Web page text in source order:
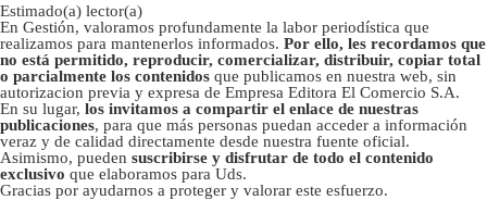
Estimado(a) lector(a)
En Gestión, valoramos profundamente la labor periodística que
realizamos para mantenerlos informados. Por ello, les recordamos que
no está permitido, reproducir, comercializar, distribuir, copiar total
o parcialmente los contenidos que publicamos en nuestra web, sin
autorizacion previa y expresa de Empresa Editora El Comercio S.A.
En su lugar, los invitamos a compartir el enlace de nuestras
publicaciones, para que más personas puedan acceder a información
veraz y de calidad directamente desde nuestra fuente oficial.
Asimismo, pueden suscribirse y disfrutar de todo el contenido
exclusivo que elaboramos para Uds.
Gracias por ayudarnos a proteger y valorar este esfuerzo.